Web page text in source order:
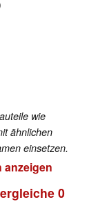
wie
ähnlichen
einsetzen.
anzeigen
0